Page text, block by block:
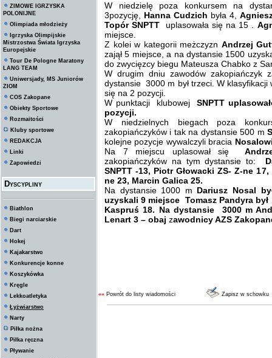
ZIMOWE IGRZYSKA
POLONIJNE
Olimpiada młodzieży
Igrzyska Olimpijskie
Mistrzostwa Świata Igrzyska
Europejskie
Tour De Pologne Maratony
LANG TEAM
Uniwersjady, MS Juniorów
ZIOM
COS Zakopane
Obiekty Sportowe
Rozmaitości
Kluby sportowe
REDAKCJA
Linki
Zapowiedzi
Dyscypliny
Biathlon
Biegi narciarskie
Dart
Hokej
Kajakarstwo
Konkurencje konne
Koszykówka
Kręgle
Lekkoatletyka
Łyżwiarstwo
Narty
Piłka nożna
Piłka ręczna
Pływanie
W niedzielę poza konkursem na
3pozycję, Hanna Cudzich była 4,
Topór SNPTT
uplasowała się na 15 .
miejsce.
Z kolei w kategorii meżczyzn Andrzej
zajął 5 miejsce, a na dystansie 1500
do zwycięzcy biegu Mateusza Chabko z
W drugim dniu zawodów zakopiańczyk
dystansie 3000 m był trzeci. W
się na 2 pozycji.
W punktacji klubowejSNPTT
pozycji.
W niedzielnych biegach poza
zakopiańczyków i tak na dystansie 500 m
kolejne pozycje wywalczyli bracia
Na 7 miejscu uplasował się
zakopiańczyków na tym dystansie to:
SNPTT -13, Piotr Głowacki ZS- Z-ne
ne 23, Marcin Galica 25.
Na dystansie 1000 m Dariusz Nosal
uzyskali 9 miejsce Tomasz Pandyra
Kaspruś 18. Na dystansie 3000 m
Lenart 3 – obaj zawodnicy AZS
«« Powrót do listy wiadomości Zapisz w schowku